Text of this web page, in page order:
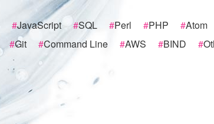
#JavaScript #SQL #Perl #PHP #Atom
#Git #Command Line #AWS #BIND #